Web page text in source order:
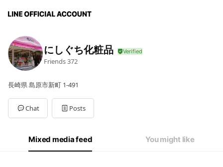
にしぐち化粧品
Friends372
長崎県 島原市新町 1-491
Chat Posts
Mixed media feed You might like